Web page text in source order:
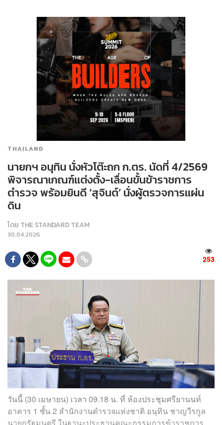
THAILAND
นายกฯ อนุทิน นั่งหัวโต๊ะถก ก.ตร. นัดที่ 4/2569
พิจารณาเกณฑ์แต่งตั้ง-เลื่อนขั้นข้าราชการ
ตำรวจ พร้อมยินดี ‘สุจินต์’ นั่งผู้ตรวจการแผ่น
ดิน
โดย THE STANDARD TEAM
30.04.2026
253
วันนี้ (30 เมษายน) เวลา 09.18 น. ที่ ห้องประชุมศรียานนท์
อาคาร 1 ชั้น 2 สำนักงานตำรวจแห่งชาติ อนุทิน ชาญวีรกูล